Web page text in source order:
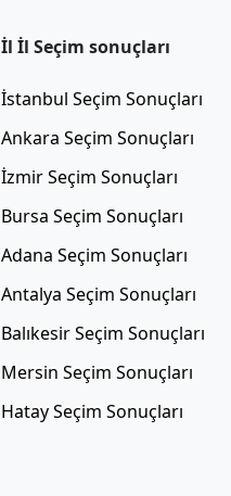
İl İl Seçim sonuçları
İstanbul Seçim Sonuçları
Ankara Seçim Sonuçları
İzmir Seçim Sonuçları
Bursa Seçim Sonuçları
Adana Seçim Sonuçları
Antalya Seçim Sonuçları
Balıkesir Seçim Sonuçları
Mersin Seçim Sonuçları
Hatay Seçim Sonuçları